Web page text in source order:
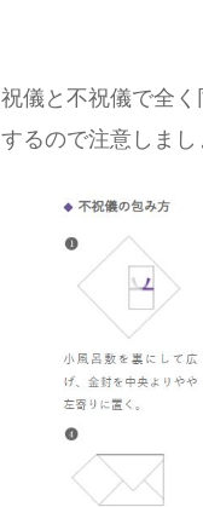
祝儀と不祝儀で全
するので注意しまし